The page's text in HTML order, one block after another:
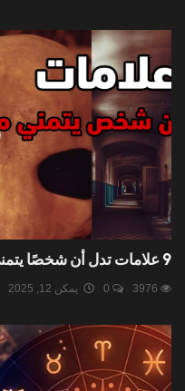
9 علامات تدل أن شخصًا يتمنى لك السوء بشدة (احذر قبل فوا...
يمكن 12, 2025